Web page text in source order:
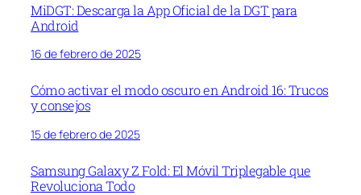
MiDGT: Descarga la App Oficial de la DGT para
Android
16 de febrero de 2025
Cómo activar el modo oscuro en Android 16: Trucos
y consejos
15 de febrero de 2025
Samsung Galaxy Z Fold: El Móvil Triplegable que
Revoluciona Todo